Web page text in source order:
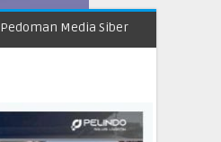
Pedoman Media Siber